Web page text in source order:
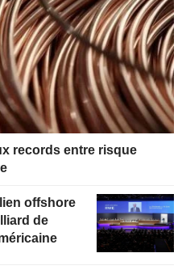
records entre risque
de